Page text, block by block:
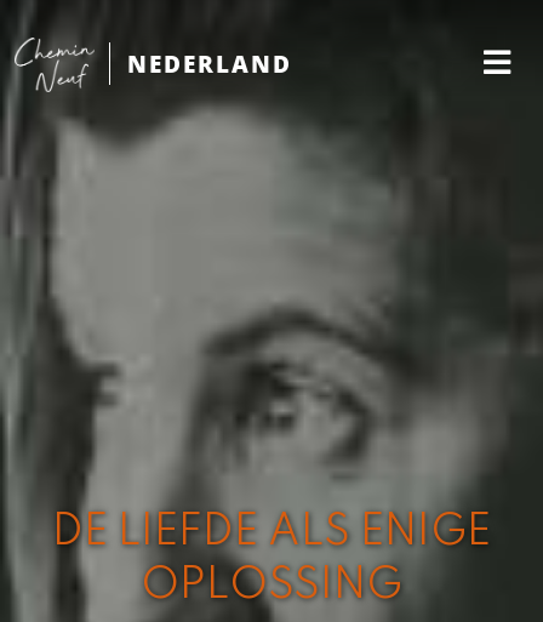
NEDERLAND
DE LIEFDE ALS ENIGE
OPLOSSING